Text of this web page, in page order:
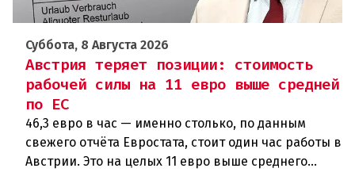
Суббота, 8 Августа 2026
Австрия теряет позиции: стоимость
рабочей силы на 11 евро выше средней
по ЕС
46,3 евро в час — именно столько, по данным
свежего отчёта Евростата, стоит один час работы в
Австрии. Это на целых 11 евро выше среднего